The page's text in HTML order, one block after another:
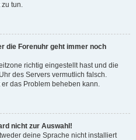
zu tun.
die Forenuhr geht immer noch
richtig eingestellt hast und die
des Servers vermutlich falsch.
das Problem beheben kann.
nicht zur Auswahl!
deine Sprache nicht installiert